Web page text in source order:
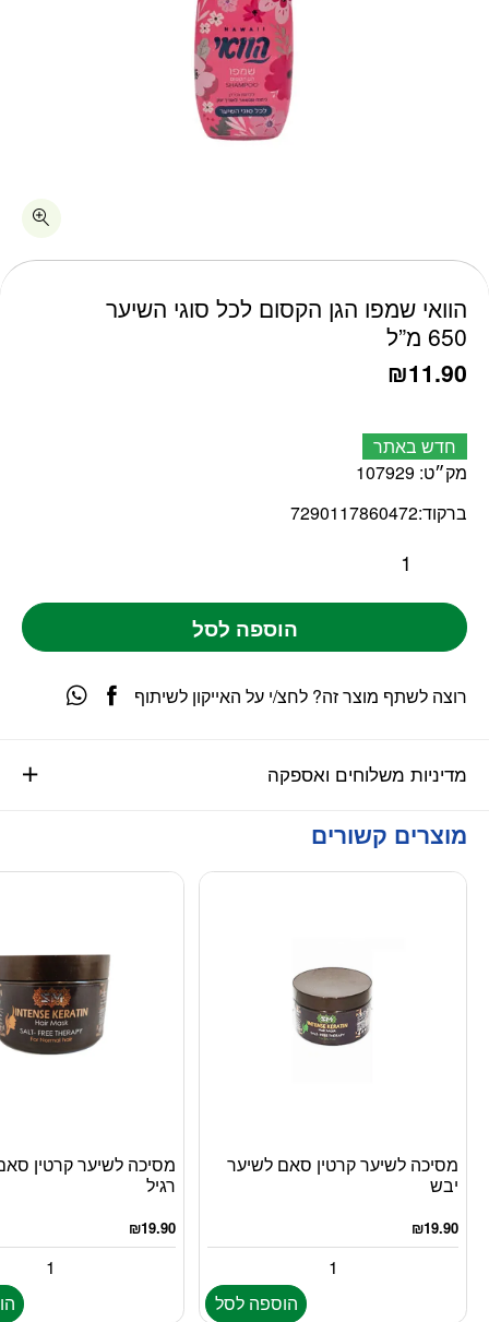
חדש באתר
הוואי שמפו הגן הקסום לכל סוגי השיער
650 מ”ל
₪11.90
מק״ט: 107929
ברקוד:7290117860472
כמות הוואי שמפו הגן הקסום לכל סוגי השיער 650 מ"ל
הוספה לסל
מדיניות משלוחים ואספקה
רוצה לשתף מוצר זה? לחצ/י על האייקון לשיתוף
מוצרים קשורים
מסיכה לשיער קרטין סאם לשיער
יבש
₪19.90
הוספה לסל
מסיכה לשיער קרטין
רגיל
₪19.90